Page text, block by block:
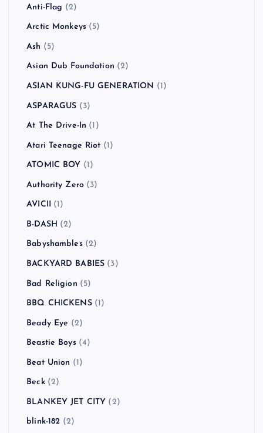
Anti-Flag (2)
Arctic Monkeys (5)
Ash (5)
Asian Dub Foundation (2)
ASIAN KUNG-FU GENERATION (1)
ASPARAGUS (3)
At The Drive-In (1)
Atari Teenage Riot (1)
ATOMIC BOY (1)
Authority Zero (3)
AVICII (1)
B-DASH (2)
Babyshambles(2)
BACKYARD BABIES (3)
Bad Religion (5)
BBQ CHICKENS(1)
Beady Eye (2)
Beastie Boys(4)
Beat Union (1)
Beck(2)
BLANKEY JET CITY (2)
blink-182 (2)